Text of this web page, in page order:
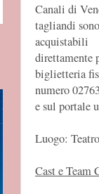
Canali di
tagliandi sono
acquistabili
direttamente
biglietteria
numero
e sul portale
Luogo:
Cast e Team